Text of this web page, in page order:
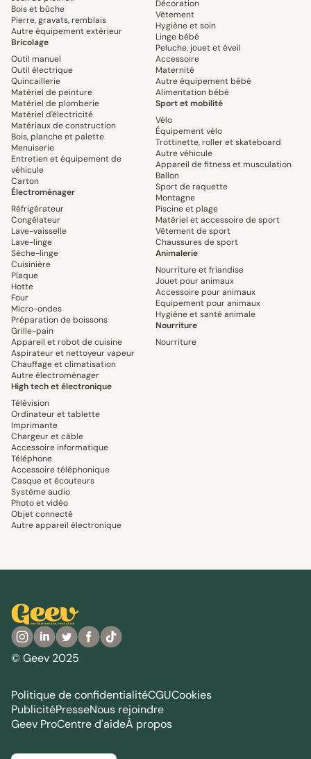
Bois et bûche
Pierre, gravats, remblais
Autre équipement extérieur
Bricolage
Outil manuel
Outil électrique
Quincaillerie
Matériel de peinture
Matériel de plomberie
Matériel d'électricité
Matériaux de construction
Bois, planche et palette
Menuiserie
Entretien et équipement de
véhicule
Carton
Électroménager
Réfrigérateur
Congélateur
Lave-vaisselle
Lave-linge
Sèche-linge
Cuisinière
Plaque
Hotte
Four
Micro-ondes
Préparation de boissons
Grille-pain
Appareil et robot de cuisine
Aspirateur et nettoyeur vapeur
Chauffage et climatisation
Autre électroménager
High tech et électronique
Télévision
Ordinateur et tablette
Imprimante
Chargeur et câble
Accessoire informatique
Téléphone
Accessoire téléphonique
Casque et écouteurs
Système audio
Photo et vidéo
Objet connecté
Autre appareil électronique
Décoration
Vêtement
Hygiène et soin
Linge bébé
Peluche, jouet et éveil
Accessoire
Maternité
Autre équipement bébé
Alimentation bébé
Sport et mobilité
Vélo
Équipement vélo
Trottinette, roller et skateboard
Autre véhicule
Appareil de fitness et musculation
Ballon
Sport de raquette
Montagne
Piscine et plage
Matériel et accessoire de sport
Vêtement de sport
Chaussures de sport
Animalerie
Nourriture et friandise
Jouet pour animaux
Accessoire pour animaux
Equipement pour animaux
Hygiène et santé animale
Nourriture
Nourriture
© Geev 2025
Politique de confidentialitéCGUCookies
PublicitéPresseNous rejoindre
Geev ProCentre d'aideÀ propos